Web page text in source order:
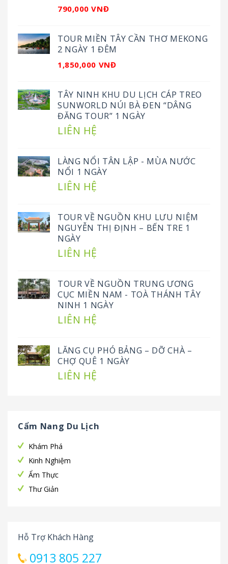
790,000 VNĐ
TOUR MIỀN TÂY CẦN THƠ MEKONG
2 NGÀY 1 ĐÊM
1,850,000 VNĐ
TÂY NINH KHU DU LỊCH CÁP TREO
SUNWORLD NÚI BÀ ĐEN “DÂNG
ĐĂNG TOUR” 1 NGÀY
LIÊN HỆ
LÀNG NỔI TÂN LẬP - MÙA NƯỚC
NỔI 1 NGÀY
LIÊN HỆ
TOUR VỀ NGUỒN KHU LƯU NIỆM
NGUYỄN THỊ ĐỊNH – BẾN TRE 1
NGÀY
LIÊN HỆ
TOUR VỀ NGUỒN TRUNG ƯƠNG
CỤC MIỀN NAM - TOÀ THÁNH TÂY
NINH 1 NGÀY
LIÊN HỆ
LĂNG CỤ PHÓ BẢNG – DỠ CHÀ –
CHỢ QUÊ 1 NGÀY
LIÊN HỆ
Cẩm Nang Du Lịch
Khám Phá
Kinh Nghiệm
Ẩm Thực
Thư Giản
Hỗ Trợ Khách Hàng
0913 805 227